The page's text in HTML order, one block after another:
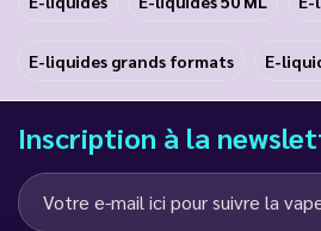
E-liquides grands formats E-
Inscription à la